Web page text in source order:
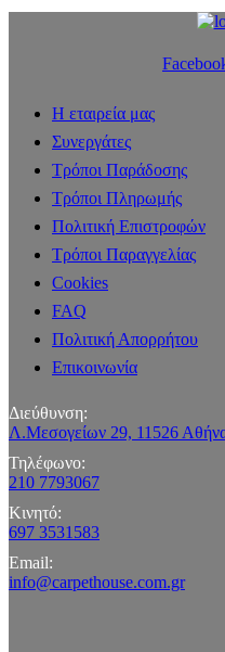
Η εταιρεία μας
Συνεργάτες
Τρόποι Παράδοσης
Τρόποι Πληρωμής
Πολιτική Επιστροφών
Τρόποι Παραγγελίας
Cookies
FAQ
Πολιτική Απορρήτου
Επικοινωνία
Διεύθυνση:
Λ.Μεσογείων 29, 11526
Τηλέφωνο:
210 7793067
Κινητό:
697 3531583
Email:
info@carpethouse.com.gr